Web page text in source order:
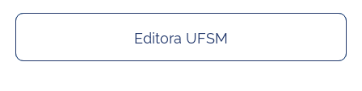
Editora UFSM